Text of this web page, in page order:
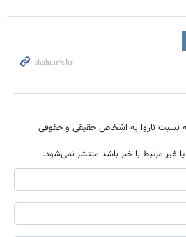
نسبت ناروا به اشخاص حقیقی و حقوقی
غیر مرتبط با خبر باشد منتشر نمی‌شود.